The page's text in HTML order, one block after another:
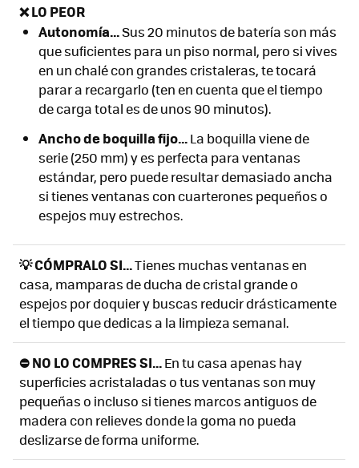
❌ LO PEOR
Autonomía...Sus 20 minutos de batería son más
que suficientes para un piso normal, pero si vives
en un chalé con grandes cristaleras, te tocará
parar a recargarlo (ten en cuenta que el tiempo
de carga total es de unos 90 minutos).
Ancho de boquilla fijo...La boquilla viene de
serie (250 mm) y es perfecta para ventanas
estándar, pero puede resultar demasiado ancha
si tienes ventanas con cuarterones pequeños o
espejos muy estrechos.
💡 CÓMPRALO SI...Tienes muchas ventanas en
casa, mamparas de ducha de cristal grande o
espejos por doquier y buscas reducir drásticamente
el tiempo que dedicas a la limpieza semanal.
⛔ NO LO COMPRES SI...En tu casa apenas hay
superficies acristaladas o tus ventanas son muy
pequeñas o incluso si tienes marcos antiguos de
madera con relieves donde la goma no pueda
deslizarse de forma uniforme.